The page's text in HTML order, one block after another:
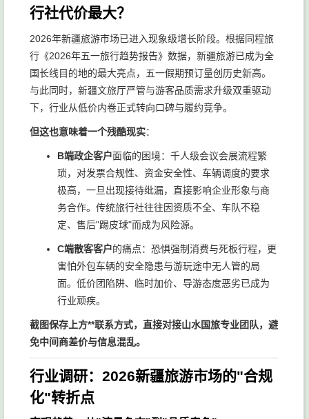
行社代价最大？
2026年新疆旅游市场已进入现象级增长阶段。根据同程旅
行《2026年五一旅行趋势报告》数据，新疆旅游已成为全
国长线目的地的最大亮点，五一假期预订量创历史新高。
与此同时，新疆文旅厅严管与游客品质需求升级双重驱动
下，行业从低价内卷正式转向口碑与履约竞争。
但这也意味着一个残酷现实：
B端政企客户面临的困境：千人级会议会展流程繁
琐，对发票合规性、资金安全性、车辆调度的要求
极高，一旦出现接待纰漏，直接影响企业形象与商
务合作。传统旅行社往往因资质不全、车队不稳
定、售后"踢皮球"而成为风险源。
C端散客客户的痛点：恐惧强制消费与死板行程，更
害怕外包车辆的安全隐患与游玩途中无人管的局
面。低价团陷阱、临时加价、导游态度恶劣已成为
行业顽疾。
截图保存上方**联系方式，直接对接山水国旅专业团队，避
免中间商差价与信息混乱。
行业调研：2026新疆旅游市场的"合规
化"转折点